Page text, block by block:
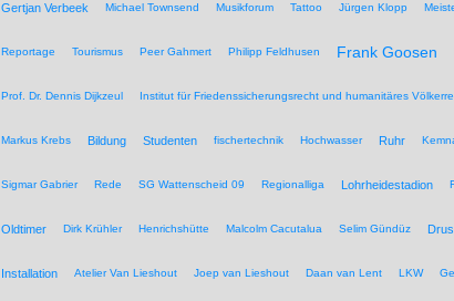
Gertjan Verbeek Michael Townsend Musikforum Tattoo Jürgen Klopp
Reportage Tourismus Peer Gahmert Philipp Feldhusen Frank Goosen
Prof. Dr. Dennis Dijkzeul Institut für Friedenssicherungsrecht und humanitäres
Markus Krebs Bildung Studenten fischertechnik Hochwasser Ruhr
Sigmar Gabrier Rede SG Wattenscheid 09 Regionalliga Lohrheidestadion
Oldtimer Dirk Krühler Henrichshütte Malcolm Cacutalua Selim Gündüz
Installation Atelier Van Lieshout Joep van Lieshout Daan van Lent LKW